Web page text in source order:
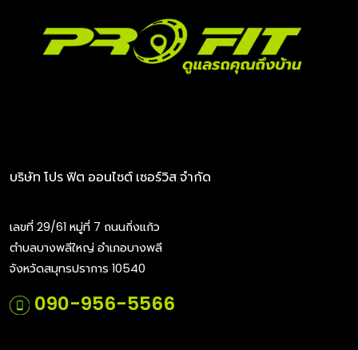
บริษัท โปร ฟิต ออนไซต์ เซอร์วิส จำกัด
เลขที่ 29/61 หมู่ที่ 7 ถนนกิ่งแก้ว
ตำบลบางพลีใหญ่ อำเภอบางพลี
จังหวัดสมุทรปราการ 10540
090-956-5566